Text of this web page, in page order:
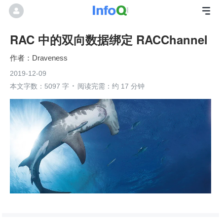
RAC 中的双向数据绑定 RACChannel
Draveness
2019-12-09
本文字数：5097 字
阅读完需：约 17 分钟